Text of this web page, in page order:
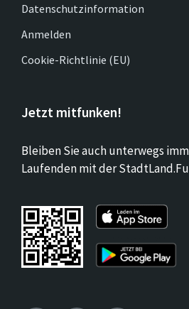
Datenschutzinformation
Anmelden
Cookie-Richtlinie (EU)
Jetzt mitfunken!
Bleiben Sie auch unterwegs
Laufenden mit der